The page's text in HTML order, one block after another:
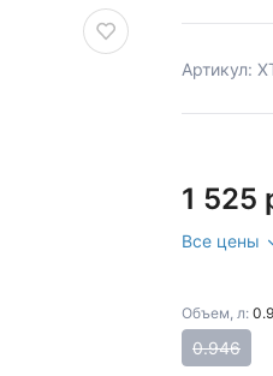
Артикул:
1 525
Все цены
Объем, л:
0.946